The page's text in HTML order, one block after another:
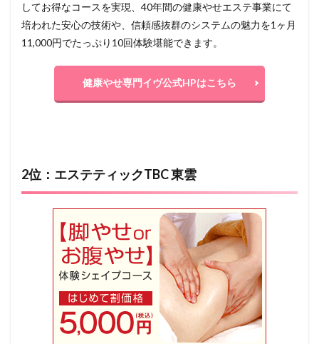
してお得なコースを実現、40年間の健康やせエステ事業にて
培われた安心の技術や、信頼感抜群のシステムの魅力を1ヶ月
11,000円でたっぷり10回体験堪能できます。
健康やせ専門イヴ公式HPはこちら
2位：エステティックTBC 東雲